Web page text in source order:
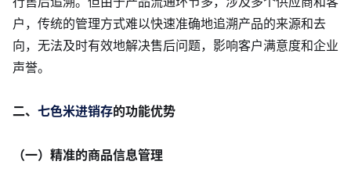
户，传统的管理方式难以快速准确地追溯产品的来源和去
向，无法及时有效地解决售后问题，影响客户满意度和企业
声誉。
二、 七色米进销存的功能优势
（一）精准的商品信息管理